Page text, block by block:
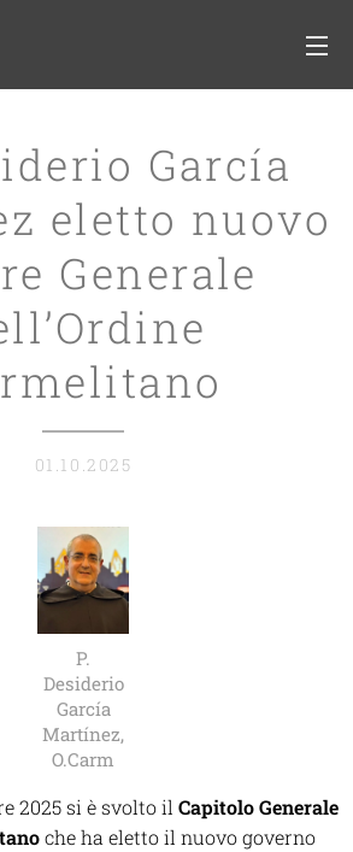
García
eletto nuovo
Generale
01.10.2025
P.
Desiderio
García
Martínez,
O.Carm
2025 si è svolto il Capitolo Generale
che ha eletto il nuovo governo